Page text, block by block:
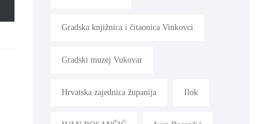
Gradska knjižnica i čitaonica Vinkovci
Gradski muzej Vukovar
Hrvatska zajednica županija Ilok